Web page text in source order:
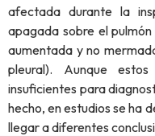
afectada durante la
apagada sobre el
aumentada y no
pleural). Aunque
insuficientes para
hecho, en estudios se ha
llegar a diferentes